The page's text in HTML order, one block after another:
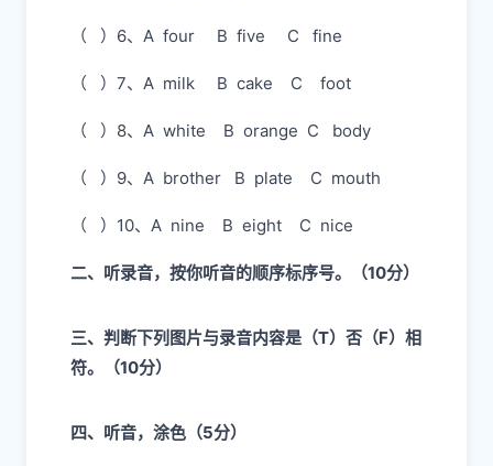
（ ）6、A four B five C fine
（ ）7、A milk B cake C foot
（ ）8、A white B orange C body
（ ）9、A brother B plate C mouth
（ ）10、A nine B eight C nice
二、听录音，按你听音的顺序标序号。（10分）
三、判断下列图片与录音内容是（T）否（F）相
符。（10分）
四、听音，涂色（5分）